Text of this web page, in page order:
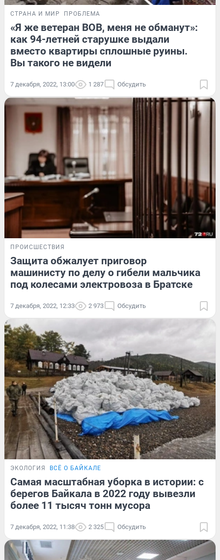
СТРАНА И МИР ПРОБЛЕМА
«Я же ветеран ВОВ, меня не обманут»:
как 94-летней старушке выдали
вместо квартиры сплошные руины.
Вы такого не видели
7 декабря, 2022, 13:00 1 287 Обсудить
ПРОИСШЕСТВИЯ
Защита обжалует приговор
машинисту по делу о гибели мальчика
под колесами электровоза в Братске
7 декабря, 2022, 12:33 2 973 Обсудить
ЭКОЛОГИЯ ВСЁ О БАЙКАЛЕ
Самая масштабная уборка в истории: с
берегов Байкала в 2022 году вывезли
более 11 тысяч тонн мусора
7 декабря, 2022, 11:38 2 325 Обсудить